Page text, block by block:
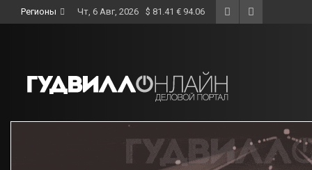
to
Регионы Чт, 6 Авг, 2026 $ 81.41 € 94.06